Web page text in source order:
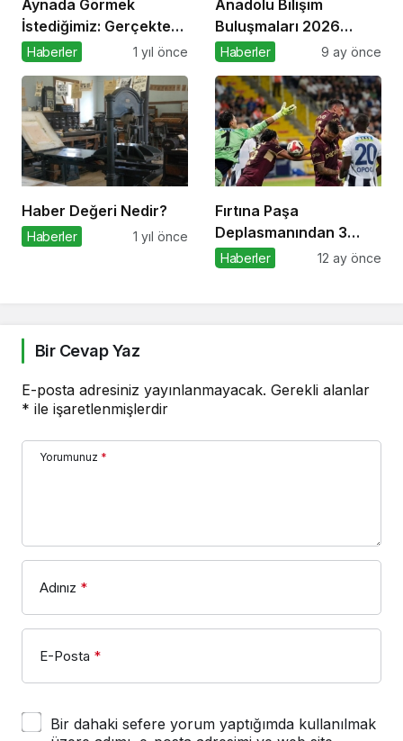
Aynada Görmek
İstediğimiz: Gerçekten
Kimiz?
Haberler 1 yıl önce
Anadolu Bilişim
Buluşmaları 2026
Danışma Kurulu Güçlü
Başladı
Haberler 9 ay önce
Haber Değeri Nedir?
Haberler 1 yıl önce
Fırtına Paşa
Deplasmanından 3
Puanla Ayrıldı
Haberler 12 ay önce
Bir Cevap Yaz
E-posta adresiniz yayınlanmayacak. Gerekli alanlar
* ile işaretlenmişlerdir
Yorumunuz *
Adınız *
E-Posta *
Bir dahaki sefere yorum yaptığımda kullanılmak